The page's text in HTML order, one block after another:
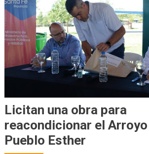
Licitan una obra para
reacondicionar el
Pueblo Esther